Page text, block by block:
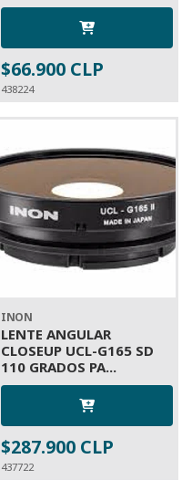
$66.900 CLP
438224
INON
LENTE ANGULAR
CLOSEUP UCL-G165 SD
110 GRADOS PA...
$287.900 CLP
437722